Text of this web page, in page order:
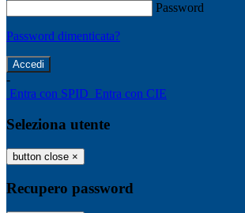
Password
Password dimenticata?
-
Entra con SPID Entra con CIE
Seleziona utente
button close ×
Recupero password